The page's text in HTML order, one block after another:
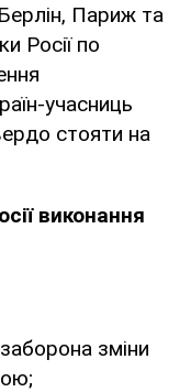
Париж та
Росії по
учасниць
стояти на
виконання
зміни